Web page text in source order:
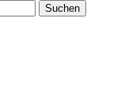
Suchen